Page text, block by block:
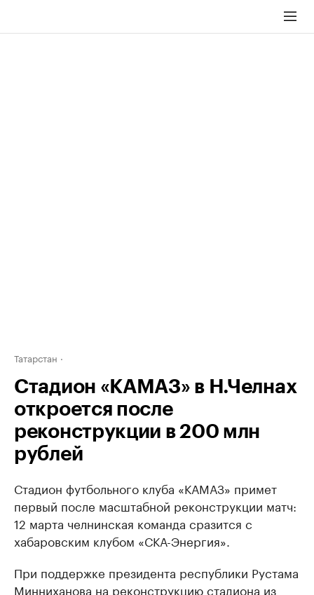
Татарстан
Стадион «КАМАЗ» в Н.Челнах
откроется после
реконструкции в 200 млн
рублей
Стадион футбольного клуба «КАМАЗ» примет
первый после масштабной реконструкции матч:
12 марта челнинская команда сразится с
хабаровским клубом «СКА-Энергия».
При поддержке президента республики Рустама
Минниханова на реконструкцию стадиона из